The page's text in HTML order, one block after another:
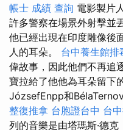
帳士 成績 查詢 電影製片
許多警察在場景外射擊並
他已經出現在印度雕像後
人的耳朵。 台中養生館排
偉故事，因此他們不再追
寶拉給了他他為耳朵留下
JózsefEnpp和
整復推拿 台胞證台中 台
列的音樂是由塔瑪斯·德